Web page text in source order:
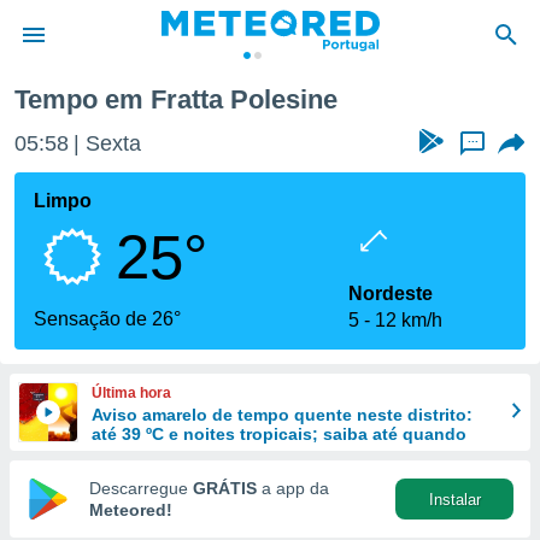
da
foi
fornecidas
a este
das
e
forma
digital
Tempo em Fratta Polesine
05:58 Sexta ...
Limpo
25°
Sensação de 26°
Nordeste
5
12 km/h
Última hora
Aviso amarelo de tempo quente neste distrito:
até 39 ºC e noites tropicais; saiba até quando
Descarregue GRÁTIS a app da
Meteored!
Instalar